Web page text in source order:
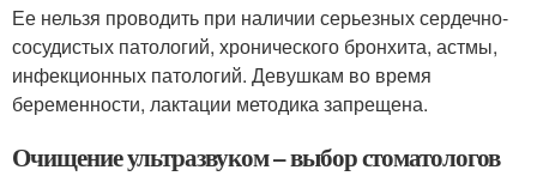
Ее нельзя проводить при наличии серьезных сердечно-
сосудистых патологий, хронического бронхита, астмы,
инфекционных патологий. Девушкам во время
беременности, лактации методика запрещена.
Очищение ультразвуком – выбор стоматологов